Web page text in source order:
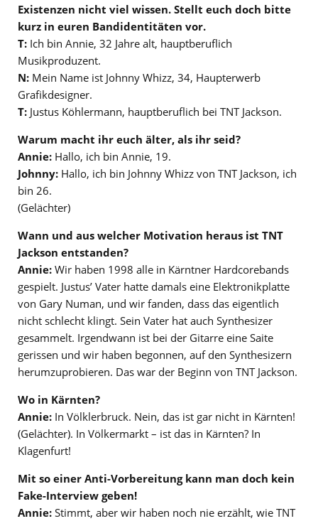
Existenzen nicht viel wissen. Stellt euch doch bitte
kurz in euren Bandidentitäten vor.
T: Ich bin Annie, 32 Jahre alt, hauptberuflich
Musikproduzent.
N: Mein Name ist Johnny Whizz, 34, Haupterwerb
Grafikdesigner.
T: Justus Köhlermann, hauptberuflich bei TNT Jackson.
Warum macht ihr euch älter, als ihr seid?
Annie: Hallo, ich bin Annie, 19.
Johnny: Hallo, ich bin Johnny Whizz von TNT Jackson, ich
bin 26.
(Gelächter)
Wann und aus welcher Motivation heraus ist TNT
Jackson entstanden?
Annie: Wir haben 1998 alle in Kärntner Hardcorebands
gespielt. Justus’ Vater hatte damals eine Elektronikplatte
von Gary Numan, und wir fanden, dass das eigentlich
nicht schlecht klingt. Sein Vater hat auch Synthesizer
gesammelt. Irgendwann ist bei der Gitarre eine Saite
gerissen und wir haben begonnen, auf den Synthesizern
herumzuprobieren. Das war der Beginn von TNT Jackson.
Wo in Kärnten?
Annie: In Völklerbruck. Nein, das ist gar nicht in Kärnten!
(Gelächter). In Völkermarkt – ist das in Kärnten? In
Klagenfurt!
Mit so einer Anti-Vorbereitung kann man doch kein
Fake-Interview geben!
Annie: Stimmt, aber wir haben noch nie erzählt, wie TNT